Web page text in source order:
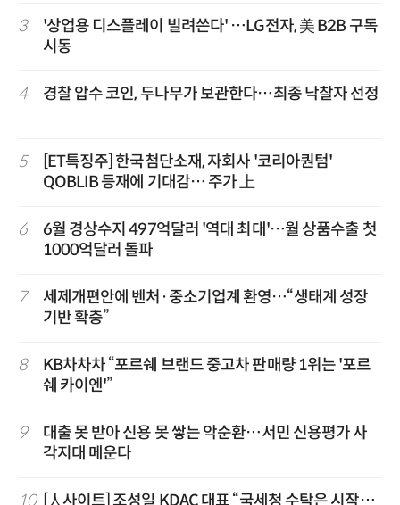
3
'상업용 디스플레이 빌려쓴다' …LG전자, 美 B2B 구독
시동
4 경찰 압수 코인, 두나무가 보관한다…최종 낙찰자 선정
5
[ET특징주] 한국첨단소재, 자회사 '코리아퀀텀'
QOBLIB 등재에 기대감… 주가 上
6
6월 경상수지 497억달러 '역대 최대'…월 상품수출 첫
1000억달러 돌파
7
세제개편안에 벤처·중소기업계 환영…“생태계 성장
기반 확충”
8
KB차차차 “포르쉐 브랜드 중고차 판매량 1위는 '포르
쉐 카이엔'”
9
대출 못 받아 신용 못 쌓는 악순환…서민 신용평가 사
각지대 메운다
10
[人사이트] 조성일 KDAC 대표 “국세청 수탁은 시작…